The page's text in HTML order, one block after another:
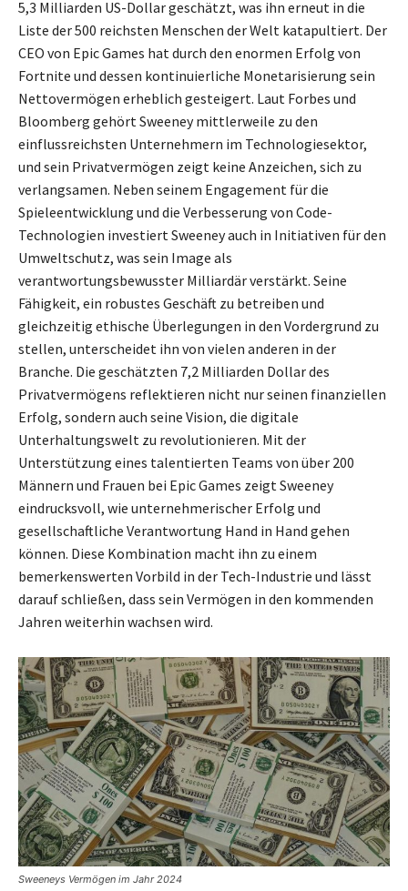
5,3 Milliarden US-Dollar geschätzt, was ihn erneut in die
Liste der 500 reichsten Menschen der Welt katapultiert. Der
CEO von Epic Games hat durch den enormen Erfolg von
Fortnite und dessen kontinuierliche Monetarisierung sein
Nettovermögen erheblich gesteigert. Laut Forbes und
Bloomberg gehört Sweeney mittlerweile zu den
einflussreichsten Unternehmern im Technologiesektor,
und sein Privatvermögen zeigt keine Anzeichen, sich zu
verlangsamen. Neben seinem Engagement für die
Spieleentwicklung und die Verbesserung von Code-
Technologien investiert Sweeney auch in Initiativen für den
Umweltschutz, was sein Image als
verantwortungsbewusster Milliardär verstärkt. Seine
Fähigkeit, ein robustes Geschäft zu betreiben und
gleichzeitig ethische Überlegungen in den Vordergrund zu
stellen, unterscheidet ihn von vielen anderen in der
Branche. Die geschätzten 7,2 Milliarden Dollar des
Privatvermögens reflektieren nicht nur seinen finanziellen
Erfolg, sondern auch seine Vision, die digitale
Unterhaltungswelt zu revolutionieren. Mit der
Unterstützung eines talentierten Teams von über 200
Männern und Frauen bei Epic Games zeigt Sweeney
eindrucksvoll, wie unternehmerischer Erfolg und
gesellschaftliche Verantwortung Hand in Hand gehen
können. Diese Kombination macht ihn zu einem
bemerkenswerten Vorbild in der Tech-Industrie und lässt
darauf schließen, dass sein Vermögen in den kommenden
Jahren weiterhin wachsen wird.
Sweeneys Vermögen im Jahr 2024